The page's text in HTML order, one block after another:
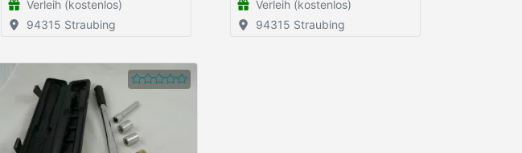
Verleih (kostenlos)
94315 Straubing
Verleih (kostenlos)
94315 Straubing